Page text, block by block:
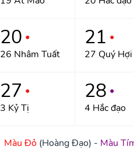
20 ●
26 Nhâm Tuất
21 ●
27 Quý Hợi
27 ●
3 Kỷ Tị
28 ●
4 Hắc đạo
Màu Đỏ(Hoàng Đạo) - Màu